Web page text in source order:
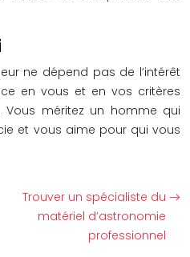
ne dépend pas de l’intérêt
en vous et en vos critères
Vous méritez un homme qui
et vous aime pour qui vous
Trouver un spécialiste du
matériel d’astronomie
professionnel